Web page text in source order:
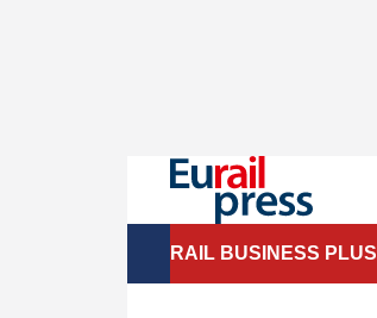
RAIL BUSINESS PLUS